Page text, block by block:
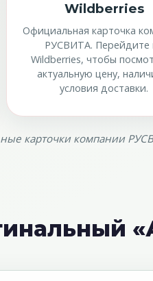
Wildberries
Официальная карточка
РУСВИТА. Перейдите
Wildberries, чтобы
актуальную цену,
условия доставки.
карточки компании